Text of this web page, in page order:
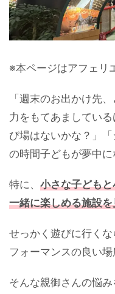
※本ページはアフェリ
「週末のお出かけ先
力をもてあましてい
び場はないかな？」
の時間子どもが夢中
特に、 小さな子ども
一緒に楽しめる施設
せっかく遊びに行く
フォーマンスの良い場
そんな親御さんの悩み